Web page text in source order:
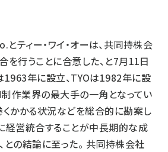
ティー・ワイ・オーは、共同持株会
を行うことに合意した、と7月11日
1963年に設立、TYOは1982年に設
制作業界の最大手の一角となってい
くかかる状況などを総合的に勘案し
経営統合することが中長期的な成
との結論に至った。 共同持株会社